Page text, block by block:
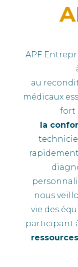
APF
au
médicaux
fort
la
nous
vie des
participant
ressources